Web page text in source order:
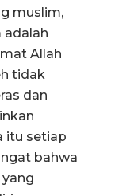
muslim,
adalah
Allah
tidak
dan
itu setiap
bahwa